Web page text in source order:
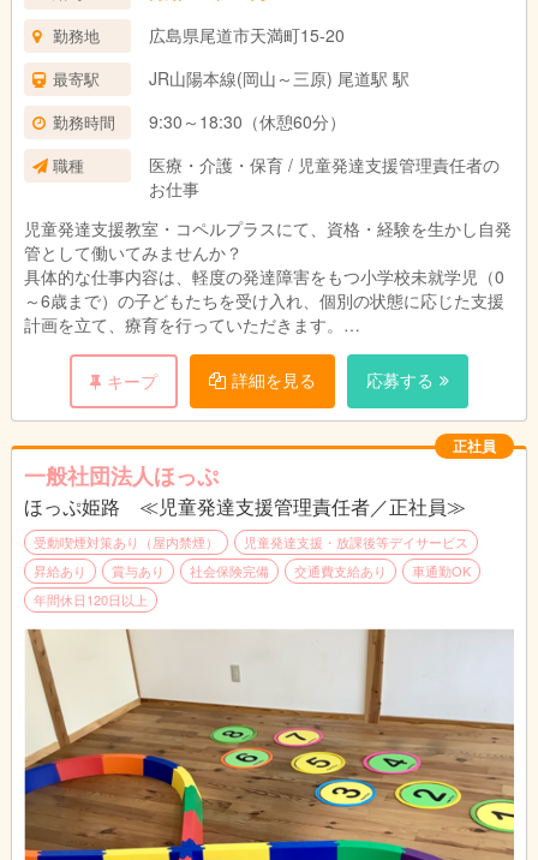
勤務地 広島県尾道市天満町15-20
最寄駅 JR山陽本線(岡山～三原) 尾道駅 駅
勤務時間 9:30～18:30（休憩60分）
職種
医療・介護・保育 / 児童発達支援管理責任者の
お仕事
児童発達支援教室・コペルプラスにて、資格・経験を生かし自発
管として働いてみませんか？
具体的な仕事内容は、軽度の発達障害をもつ小学校未就学児（0
～6歳まで）の子どもたちを受け入れ、個別の状態に応じた支援
計画を立て、療育を行っていただきます。
持ち帰りの仕事はなしで、残業もほとんどありません。
入社後、研修制度がありますので未経験でも大丈夫です！
児童発達支援管理責任者に就任した場合は、
保護者対応や利用者への支援内容の作成などもあります。
＜具体的な業務内容＞
・個別レッスン（50分間）
・保護者への報告、ヒヤリング（10分間）
・教材の準備、レポート作成
・教室内整備等、付帯業務
キープ 詳細を見る 応募する
正社員
一般社団法人ほっぷ
ほっぷ姫路 ≪児童発達支援管理責任者／正社員≫
受動喫煙対策あり（屋内禁煙）
児童発達支援・放課後等デイサービス
昇給あり
賞与あり 社会保険完備 交通費支給あり
車通勤OK
年間休日120日以上